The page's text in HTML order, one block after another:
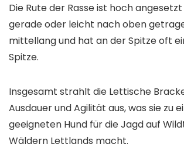
Die Rute der Rasse ist hoch
gerade oder leicht nach oben
mittellang und hat an der Spitze oft
Spitze.
Insgesamt strahlt die Lettische
Ausdauer und Agilität aus, was sie zu
geeigneten Hund für die Jagd auf
Wäldern Lettlands macht.